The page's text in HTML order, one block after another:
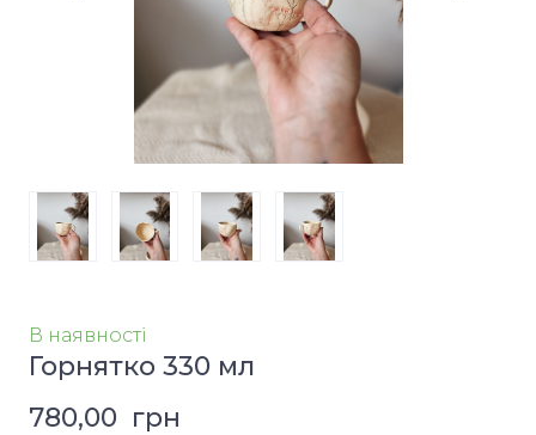
В наявності
Горнятко 330 мл
780,00  грн